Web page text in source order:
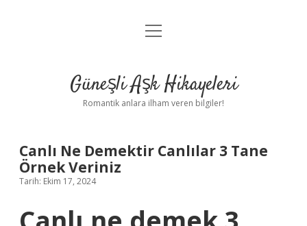
Anasayfa
Yasal Uyarı
menüyü
Güneşli Aşk Hikayeleri
Romantik anlara ilham veren bilgiler!
Canlı Ne Demektir Canlılar 3 Tane
Örnek Veriniz
Tarih: Ekim 17, 2024